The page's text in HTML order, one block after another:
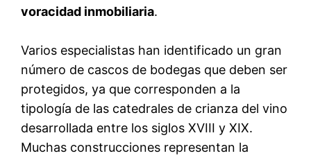
voracidad inmobiliaria.
Varios especialistas han identificado un gran
número de cascos de bodegas que deben ser
protegidos, ya que corresponden a la
tipología de las catedrales de crianza del vino
desarrollada entre los siglos XVIII y XIX.
Muchas construcciones representan la